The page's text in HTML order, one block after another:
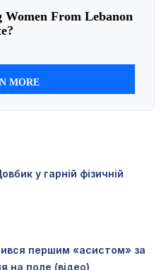
у гарній фізичній
першим «асистом» за
на поле (відео)